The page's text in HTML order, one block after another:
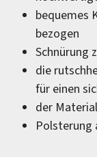
bequemes
bezogen
Schnürung
die
für einen
der
Polsterung